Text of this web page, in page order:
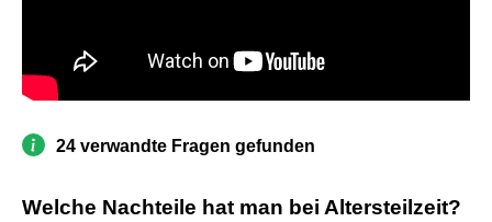
24 verwandte Fragen gefunden
Welche Nachteile hat man bei Altersteilzeit?